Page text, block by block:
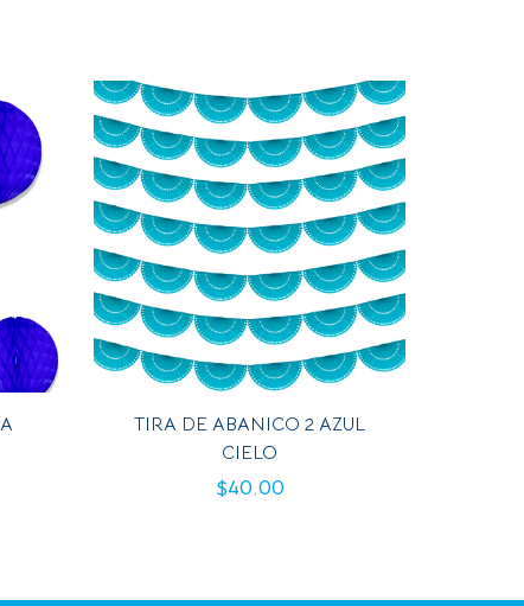
TIRA DE ABANICO 2 AZUL
CIELO
$40.00